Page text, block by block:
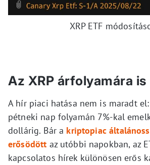
XRP ETF
Az XRP árfolyamára
A hír piaci hatása nem is maradt el:
pétneki nap folyamán 7%-kal
dollárig. Bár a kriptopiac
erősödött az utóbbi napokban, az
kapcsolatos hírek különösen erős